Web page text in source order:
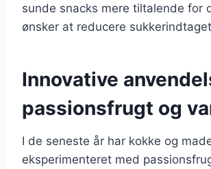
sunde snacks mere tiltalende for
ønsker at reducere
Innovative
passionsfrugt og
I de seneste år har kokke og
eksperimenteret med